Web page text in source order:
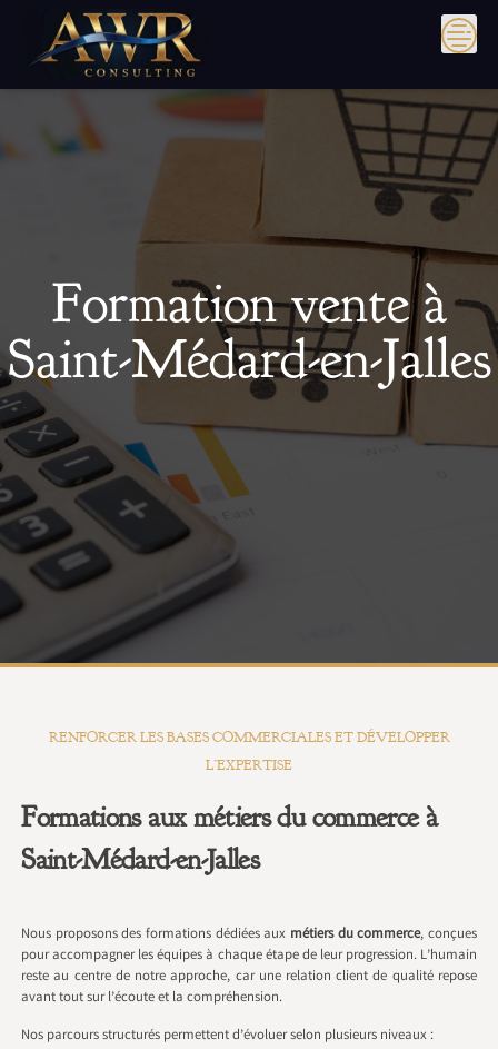
content
Formation vente à
Saint-Médard-en-Jalles
RENFORCER LES BASES COMMERCIALES ET DÉVELOPPER
L’EXPERTISE
Formations aux métiers du commerce à
Saint-Médard-en-Jalles
Nous proposons des formations dédiées aux métiers du commerce, conçues
pour accompagner les équipes à chaque étape de leur progression. L’humain
reste au centre de notre approche, car une relation client de qualité repose
avant tout sur l’écoute et la compréhension.
Nos parcours structurés permettent d’évoluer selon plusieurs niveaux :